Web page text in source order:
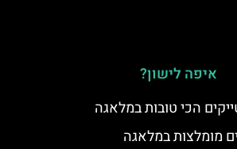
איפה לישון?
הכי טובות במלאגה
מומלצות במלאגה